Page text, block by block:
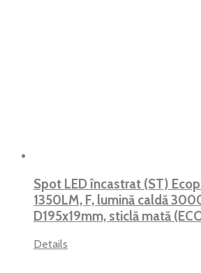
Spot LED încastrat (ST)
1350LM, F, lumină caldă
D195x19mm, sticlă mată
Details